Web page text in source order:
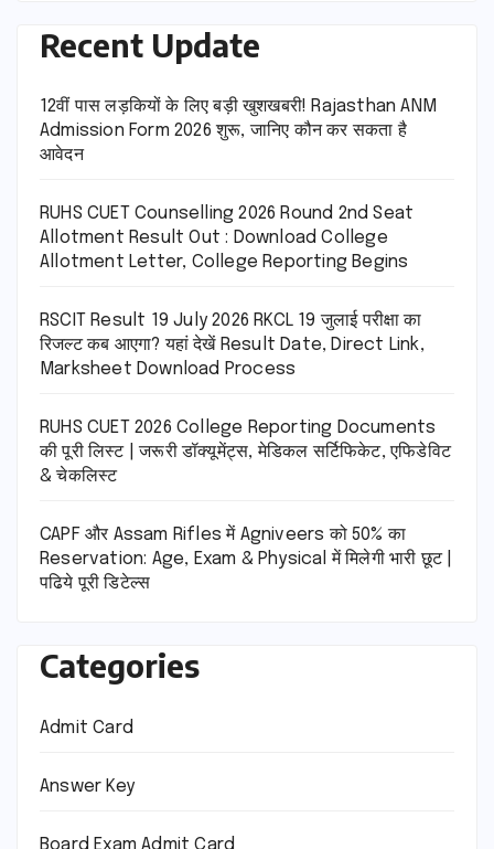
Recent Update
12वीं पास लड़कियों के लिए बड़ी खुशखबरी! Rajasthan ANM
Admission Form 2026 शुरू, जानिए कौन कर सकता है
आवेदन
RUHS CUET Counselling 2026 Round 2nd Seat
Allotment Result Out : Download College
Allotment Letter, College Reporting Begins
RSCIT Result 19 July 2026 RKCL 19 जुलाई परीक्षा का
रिजल्ट कब आएगा? यहां देखें Result Date, Direct Link,
Marksheet Download Process
RUHS CUET 2026 College Reporting Documents
की पूरी लिस्ट | जरूरी डॉक्यूमेंट्स, मेडिकल सर्टिफिकेट, एफिडेविट
& चेकलिस्ट
CAPF और Assam Rifles में Agniveers को 50% का
Reservation: Age, Exam & Physical में मिलेगी भारी छूट |
पढिये पूरी डिटेल्स
Categories
Admit Card
Answer Key